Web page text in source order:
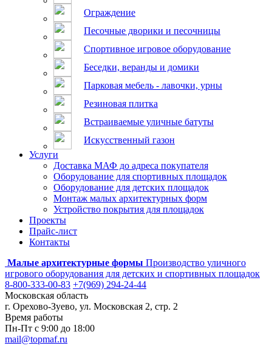
Ограждение
Песочные дворики и песочницы
Спортивное игровое оборудование
Беседки, веранды и домики
Парковая мебель - лавочки, урны
Резиновая плитка
Встраиваемые уличные батуты
Искусственный газон
Услуги
Доставка МАФ до адреса покупателя
Оборудование для спортивных площадок
Оборудование для детских площадок
Монтаж малых архитектурных форм
Устройство покрытия для площадок
Проекты
Прайс-лист
Контакты
Малые архитектурные формы Производство уличного
игрового оборудования для детских и спортивных площадок
8-800-333-00-83 +7(969) 294-24-44
Московская область
г. Орехово-Зуево, ул. Московская 2, стр. 2
Время работы
Пн-Пт с 9:00 до 18:00
mail@topmaf.ru